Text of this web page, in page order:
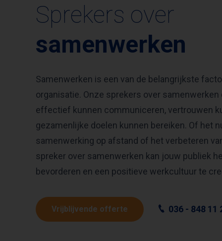
Sprekers over
samenwerken
Samenwerken is een van de belangrijkste
organisatie. Onze sprekers over
effectief kunnen communiceren, vertrouwen
gezamenlijke doelen kunnen bereiken. Of het
samenwerking op afstand of het verbeteren
spreker over samenwerken kan jouw publiek
bevorderen en een positieve werkcultuur te
Vrijblijvende offerte 036 - 848 11